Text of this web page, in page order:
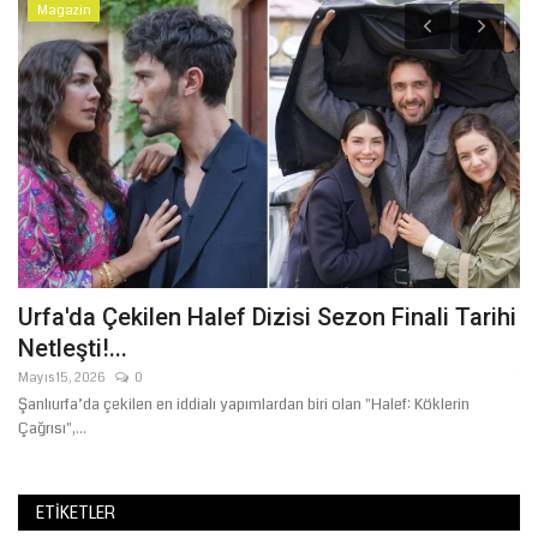
Magazin
Urfa'da Çekilen Halef Dizisi Sezon Finali Tarihi
Netleşti!...
Mayıs 15, 2026 0
Şanlıurfa’da çekilen en iddialı yapımlardan biri olan "Halef: Köklerin
Çağrısı",...
ETIKETLER